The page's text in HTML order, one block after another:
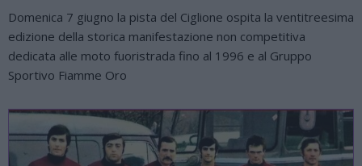
Domenica 7 giugno la pista del Ciglione ospita la ventitreesima
edizione della storica manifestazione non competitiva
dedicata alle moto fuoristrada fino al 1996 e al Gruppo
Sportivo Fiamme Oro